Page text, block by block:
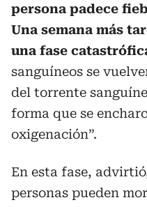
persona padece
Una semana más
una fase
sanguíneos se
del torrente
forma que se
oxigenación”.
En esta fase,
personas pueden